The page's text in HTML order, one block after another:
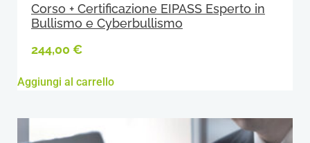
Corso + Certificazione EIPASS Esperto in
Bullismo e Cyberbullismo
244,00 €
Aggiungi al carrello